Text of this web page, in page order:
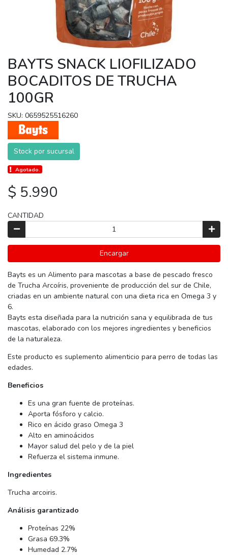
BAYTS SNACK LIOFILIZADO
BOCADITOS DE TRUCHA
100GR
SKU: 0659525516260
Stock por sucursal
Agotado.
$ 5.990
CANTIDAD
Encargar
Bayts es un Alimento para mascotas a base de pescado fresco
de Trucha Arcoíris, proveniente de producción del sur de Chile,
criadas en un ambiente natural con una dieta rica en Omega 3 y
6.
Bayts esta diseñada para la nutrición sana y equilibrada de tus
mascotas, elaborado con los mejores ingredientes y beneficios
de la naturaleza.
Este producto es suplemento alimenticio para perro de todas las
edades.
Beneficios
Es una gran fuente de proteínas.
Aporta fósforo y calcio.
Rico en ácido graso Omega 3
Alto en aminoácidos
Mayor salud del pelo y de la piel
Refuerza el sistema inmune.
Ingredientes
Trucha arcoiris.
Análisis garantizado
Proteínas 22%
Grasa 69.3%
Humedad 2.7%